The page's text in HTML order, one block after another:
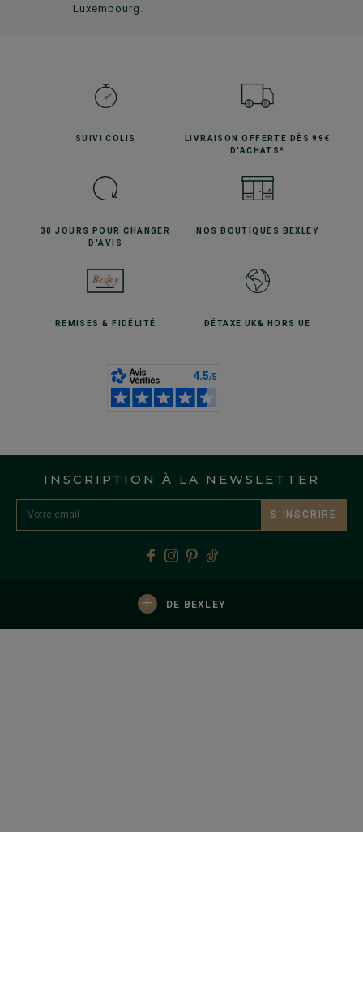
Luxembourg.
SUIVICOLIS LIVRAISON OFFERTE
DÈS 99€
D'ACHATS*
30 JOURS POURCHANGER
D'AVIS
NOS BOUTIQUES BEXLEY
REMISES& FIDÉLITÉ DÉTAXE UK& HORS UE
INSCRIPTION À LA NEWSLETTER
S’INSCRIRE
+ DE BEXLEY